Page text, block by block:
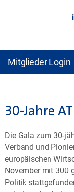
Mitglieder Login
30-Jahre
Die Gala zum 30-
Verband und
europäischen
November mit 300
Politik